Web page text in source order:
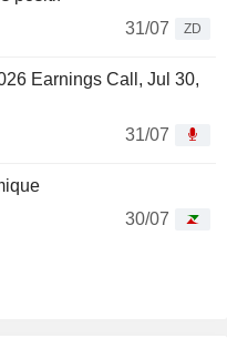
31/07
ZD
Earnings Call, Jul 30,
31/07
30/07